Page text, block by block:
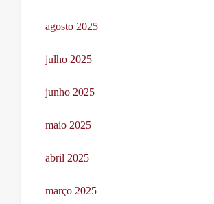
agosto 2025
julho 2025
junho 2025
maio 2025
abril 2025
março 2025